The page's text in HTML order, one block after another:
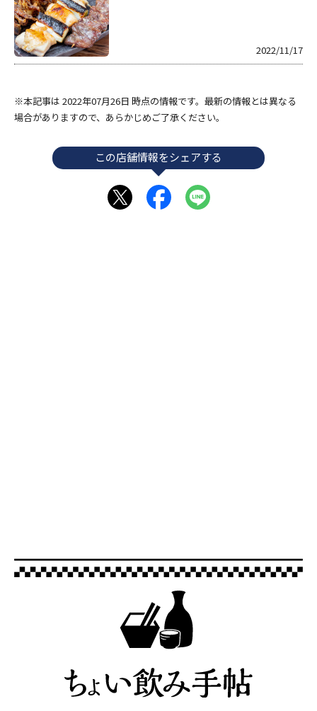
2022/11/17
※本記事は 2022年07月26日 時点の情報です。最新の情報とは異なる
場合がありますので、あらかじめご了承ください。
この店舗情報をシェアする